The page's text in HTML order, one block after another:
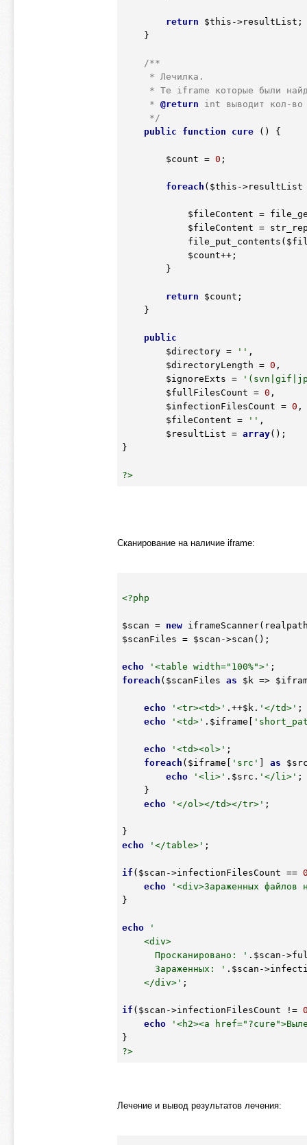
return $this ->resultList;
/**
* @return int выводит кол-во
*/
public
function cure () {
$count = 0 ;
foreach ( $this -
$fileContent =
$fileContent =
file_put_contents(
$count++;
return $count ;
public
$directory = '' ,
$directoryLength = 0 ,
$ignoreExts =
$fullFilesCount = 0 ,
$infectionFilesCount = 0 ,
$fileContent = '' ,
$resultList = array();
}
?>
Сканирование на наличие iframe:
<?php
$scan = new
$scanFiles = $scan ->scan();
echo '<table width="100%">'
foreach ( $scanFiles as $k =>
echo '<tr><td>' .++$k . '</td>' ;
echo
'<td>' . $iframe [
echo '<td><ol>' ;
foreach ( $iframe [ 'src' ] as
echo
'<li>' . $src . '</li>' ;
echo
'</ol></td></tr>' ;
echo
'</table>' ;
if ( $scan ->infectionFilesCount ==
echo
'<div>Зараженных
}
echo
'
Просканировано: ' . $scan -
Зараженных: ' . $scan -
</div>' ;
if ( $scan ->infectionFilesCount !=
echo
'<h2><a
?>
Лечение и вывод результатов лечения: